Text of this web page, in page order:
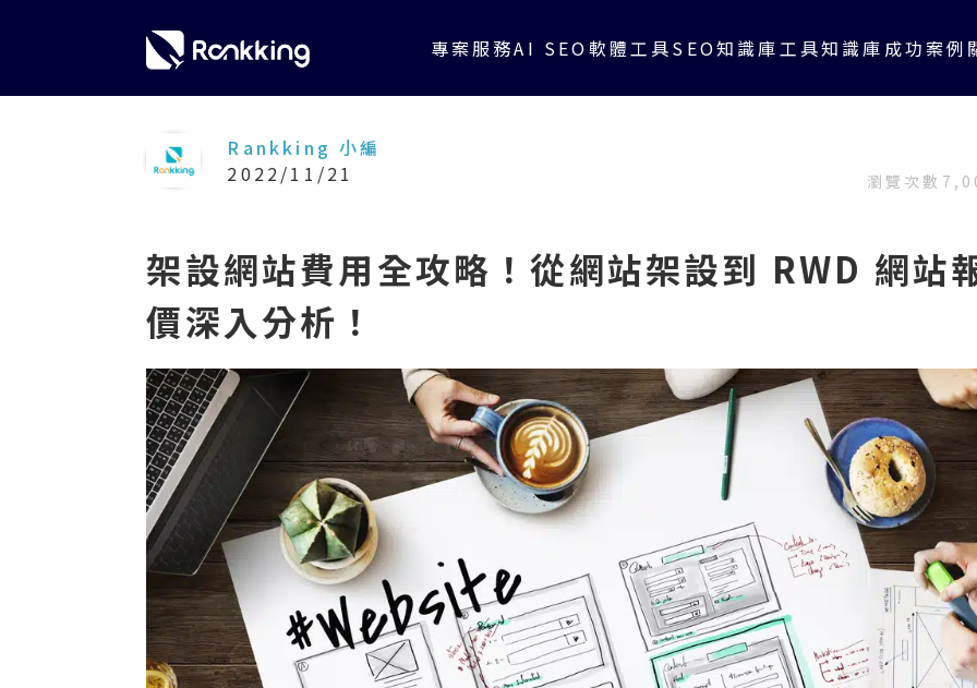
專案服務AI SEO軟體工具SEO知識庫工具知識庫 成功案例
Rankking 小編
2022/11/21
瀏覽次數
架設網站費用全攻略！從網站架設到 RWD 網站
價深入分析！